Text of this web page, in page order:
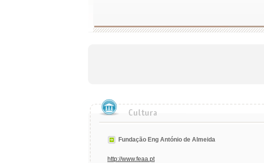
Fundação Eng António de Almeida
http://www.feaa.pt